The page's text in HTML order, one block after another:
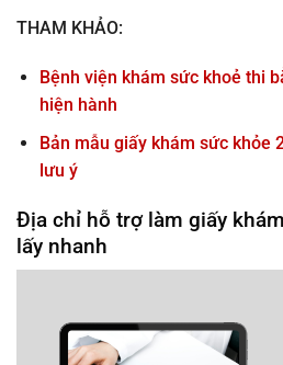
THAM KHẢO:
Bệnh viện khám sức khoẻ thi
hiện hành
Bản mẫu giấy khám sức khỏe
lưu ý
Địa chỉ hỗ trợ làm giấy
lấy nhanh